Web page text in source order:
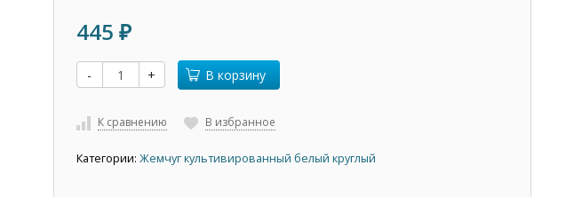
445 ₽
- + В корзину
К сравнению В избранное
Категории: Жемчуг культивированный белый круглый